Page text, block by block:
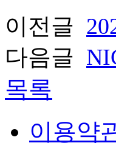
이전글
다음글
목록
이용약